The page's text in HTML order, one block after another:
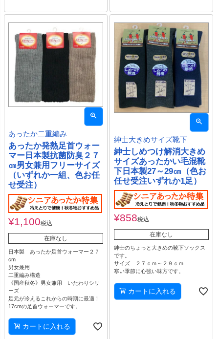
あったか二重編み
あったか発熱足首ウォー
マー日本製抗菌防臭２７
㎝男女兼用フリーサイズ
（いずれか一組、色お任
せ受注）
¥1,100税込
在庫なし
日本製 あったか足首ウォーマー２７
cm
男女兼用
二重編み構造
《国産秋冬》男女兼用 いたわりシリ
ーズ
足元が冷えるこれからの時期に最適！
17cmの足首ウォーマーです。
カートに入れる
紳士大きめサイズ靴下
紳士しめつけ解消大きめ
サイズあったかい毛混靴
下日本製27～29㎝（色お
任せ受注いずれか1足）
¥858税込
在庫なし
紳士のちょっと大きめの靴下ソックス
です。
サイズ ２７ｃｍ～２９ｃｍ
寒い季節に心強い味方です。
カートに入れる